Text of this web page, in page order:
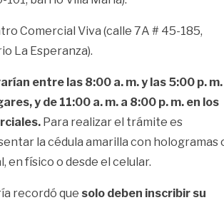
Comercial Viva (calle 7A # 45-185,
La Esperanza).
entre las 8:00 a. m. y las 5:00 p. m.
y de 11:00 a. m. a 8:00 p. m. en los
Para realizar el trámite es
la cédula amarilla con hologramas
en físico o desde el celular.
recordó que solo deben inscribir su